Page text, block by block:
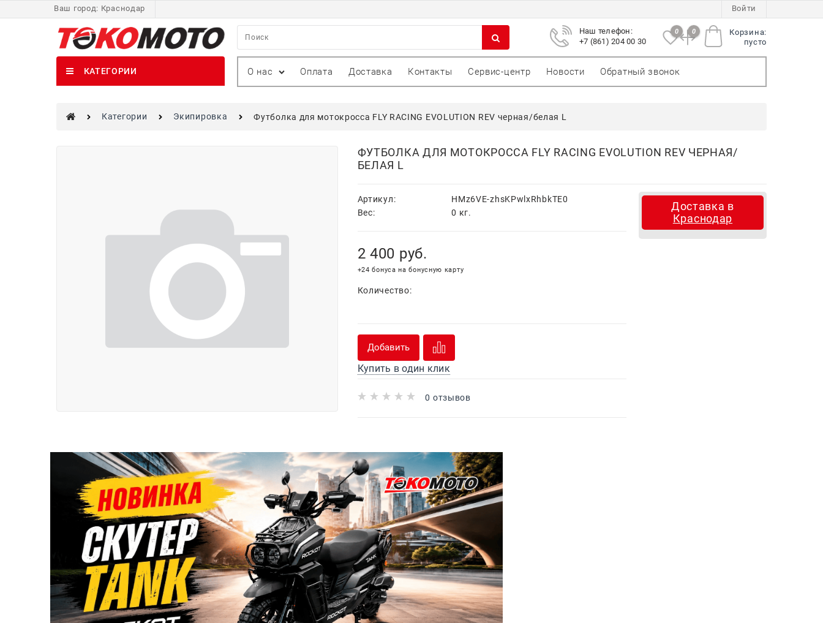
Ваш город: Краснодар Войти
Корзина:
пусто
0 0
Наш телефон:
+7 (861) 204 00 30
КАТЕГОРИИ О нас Оплата Доставка Контакты Сервис-центр Новости Обратный звонок
Категории Экипировка Футболка для мотокросса FLY RACING EVOLUTION REV черная/белая L
ФУТБОЛКА ДЛЯ МОТОКРОССА FLY RACING EVOLUTION REV ЧЕРНАЯ/
БЕЛАЯ L
Артикул:
HMz6VE-zhsKPwlxRhbkTE0
Вес:
0 кг.
2 400 руб.
+24 бонуса на бонусную карту
Количество:
Добавить
Купить в один клик
0 отзывов
Доставка в
Краснодар